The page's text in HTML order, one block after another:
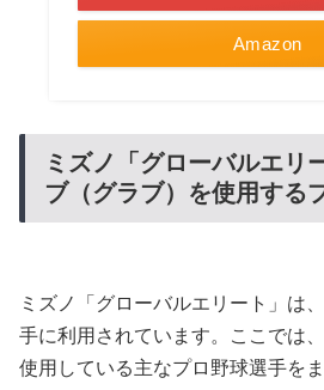
Amazon
ミズノ「グローバルエリ
ブ（グラブ）を使用する
ミズノ「グローバルエリート」は
手に利用されています。ここでは
使用している主なプロ野球選手をま